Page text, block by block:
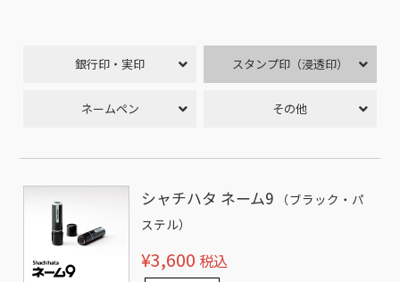
銀行印・実印 スタンプ印（浸透印）
ネームペン その他
シャチハタ ネーム9
（ブラック・パ
ステル）
¥3,600 税込